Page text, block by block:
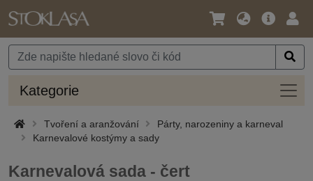
Jazyk
Měna
Hlavní
Kategorie
Tvoření a aranžování
Párty, narozeniny a karneval
Karnevalové kostýmy a sady
Karnevalová sada - čert